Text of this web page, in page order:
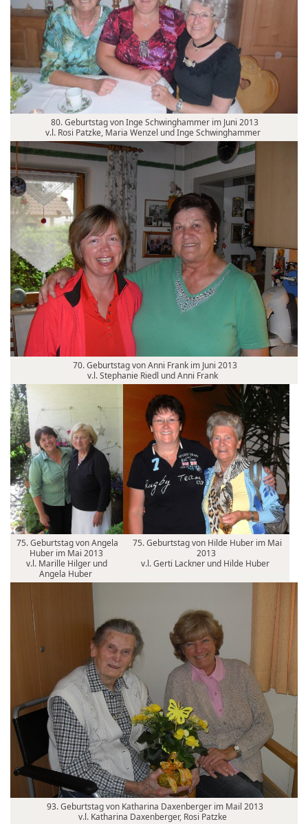
80. Geburtstag von Inge Schwinghammer im Juni 2013
v.l. Rosi Patzke, Maria Wenzel und Inge Schwinghammer
70. Geburtstag von Anni Frank im Juni 2013
v.l. Stephanie Riedl und Anni Frank
75. Geburtstag von Angela
Huber im Mai 2013
v.l. Marille Hilger und
Angela Huber
75. Geburtstag von Hilde Huber im Mai
2013
v.l. Gerti Lackner und Hilde Huber
93. Geburtstag von Katharina Daxenberger im Mail 2013
v.l. Katharina Daxenberger, Rosi Patzke